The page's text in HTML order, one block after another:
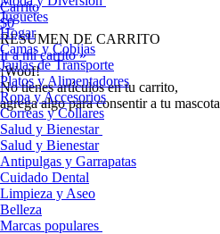
Carrito
$0
RESUMEN DE CARRITO
Ir a mi carrito »
¡Woof!
No tíenes artículos en tu carrito,
agrega algo para consentir a tu mascota
Juguetes
Hogar
Camas y Cobijas
Jaulas de Transporte
Platos y Alimentadores
Ropa y Accesorios
Correas y Collares
Salud y Bienestar
Salud y Bienestar
Antipulgas y Garrapatas
Cuidado Dental
Limpieza y Aseo
Belleza
Marcas populares